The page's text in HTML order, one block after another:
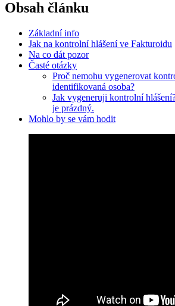
Obsah článku
Základní info
Jak na kontrolní hlášení ve Fakturoidu
Na co dát pozor
Časté otázky
Proč nemohu vygenerovat
identifikovaná osoba?
Jak vygeneruji kontrolní
je prázdný.
Mohlo by se vám hodit